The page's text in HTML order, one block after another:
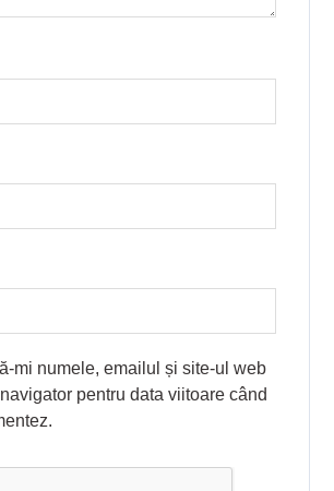
mi numele, emailul și site-ul web
pentru data viitoare când